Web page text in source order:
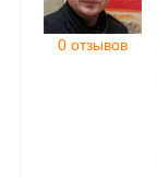
0 отзывов